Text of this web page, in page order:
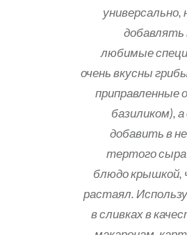
универсально,
добавлять
любимые
очень вкусны
приправленные
базиликом),
добавить в
тертого
блюдо
растаял.
в сливках в